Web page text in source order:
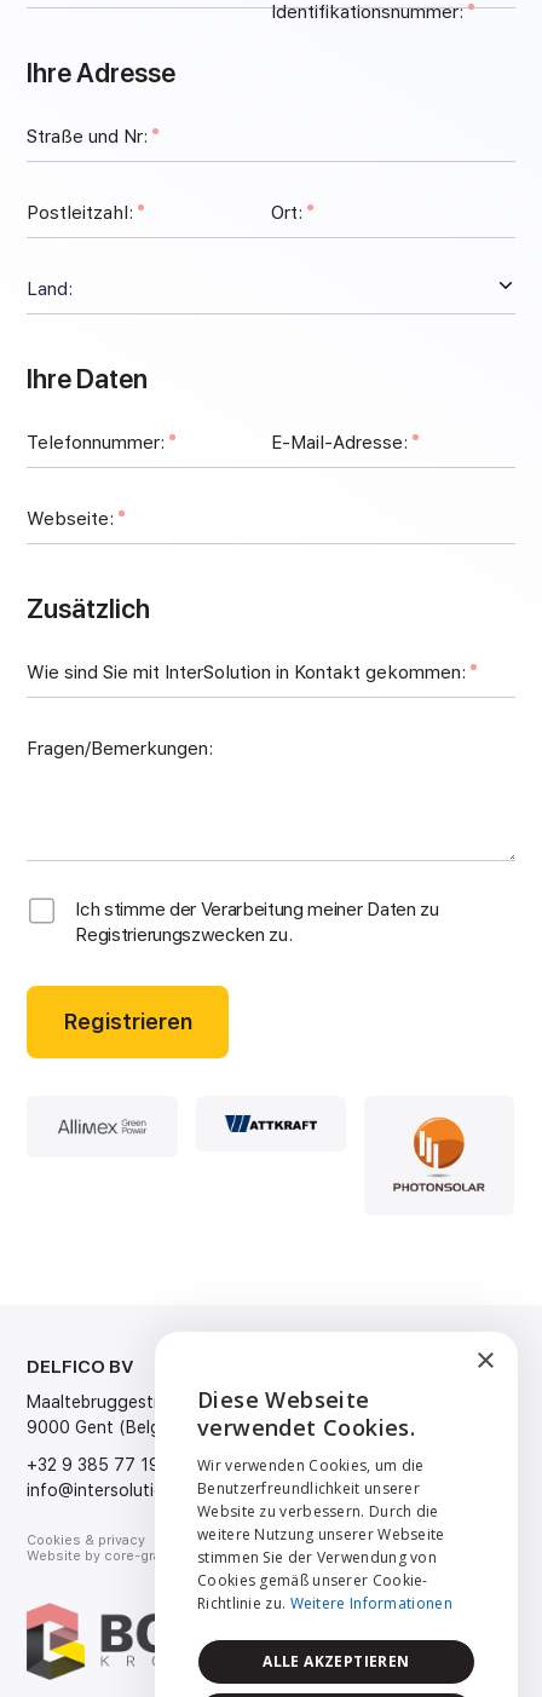
Identifikationsnummer:
Ihre Adresse
Straße und Nr:
Postleitzahl: Ort:
Ihre Daten
Telefonnummer: E-Mail-Adresse:
Webseite:
Zusätzlich
Wie sind Sie mit InterSolution in Kontakt gekommen:
Fragen/Bemerkungen:
Ich stimme der Verarbeitung meiner Daten zu
Registrierungszwecken zu.
Registrieren
DELFICO BV
Maaltebruggestraat 300
9000 Gent (Belgium)
+32 9 385 77 19
info@intersolution.be
Cookies & privacy
Website by core-graphics.be
Nederlands
Français
Deutsch
FRANÇAIS
DEUTSCH
×
Diese Webseite
verwendet Cookies.
Wir verwenden Cookies, um die
Benutzerfreundlichkeit unserer
Website zu verbessern. Durch die
weitere Nutzung unserer Webseite
stimmen Sie der Verwendung von
Cookies gemäß unserer Cookie-
Richtlinie zu. Weitere Informationen
ALLE AKZEPTIEREN